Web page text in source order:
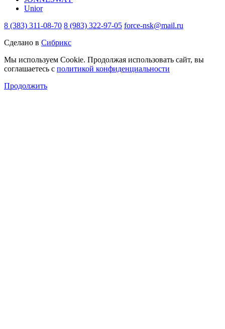
Unior
8 (383) 311-08-70 8 (983) 322-97-05 force-nsk@mail.ru
Сделано в Сибрикс
Мы используем Cookie. Продолжая использовать сайт, вы
соглашаетесь с политикой конфиденциальности
Продолжить